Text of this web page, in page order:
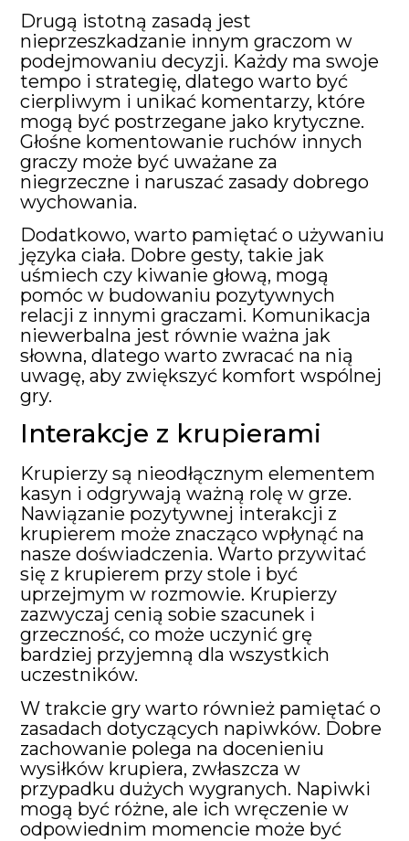
Drugą istotną zasadą jest
nieprzeszkadzanie innym graczom w
podejmowaniu decyzji. Każdy ma swoje
tempo i strategię, dlatego warto być
cierpliwym i unikać komentarzy, które
mogą być postrzegane jako krytyczne.
Głośne komentowanie ruchów innych
graczy może być uważane za
niegrzeczne i naruszać zasady dobrego
wychowania.
Dodatkowo, warto pamiętać o używaniu
języka ciała. Dobre gesty, takie jak
uśmiech czy kiwanie głową, mogą
pomóc w budowaniu pozytywnych
relacji z innymi graczami. Komunikacja
niewerbalna jest równie ważna jak
słowna, dlatego warto zwracać na nią
uwagę, aby zwiększyć komfort wspólnej
gry.
Interakcje z krupierami
Krupierzy są nieodłącznym elementem
kasyn i odgrywają ważną rolę w grze.
Nawiązanie pozytywnej interakcji z
krupierem może znacząco wpłynąć na
nasze doświadczenia. Warto przywitać
się z krupierem przy stole i być
uprzejmym w rozmowie. Krupierzy
zazwyczaj cenią sobie szacunek i
grzeczność, co może uczynić grę
bardziej przyjemną dla wszystkich
uczestników.
W trakcie gry warto również pamiętać o
zasadach dotyczących napiwków. Dobre
zachowanie polega na docenieniu
wysiłków krupiera, zwłaszcza w
przypadku dużych wygranych. Napiwki
mogą być różne, ale ich wręczenie w
odpowiednim momencie może być